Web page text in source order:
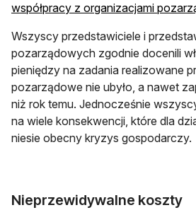
współpracy z organizacjami
Wszyscy przedstawiciele i
pozarządowych zgodnie docenili
pieniędzy na zadania realizowane
pozarządowe nie ubyło, a nawet
niż rok temu. Jednocześnie
na wiele konsekwencji, które dla
niesie obecny kryzys gospodarczy.
Nieprzewidywalne koszty